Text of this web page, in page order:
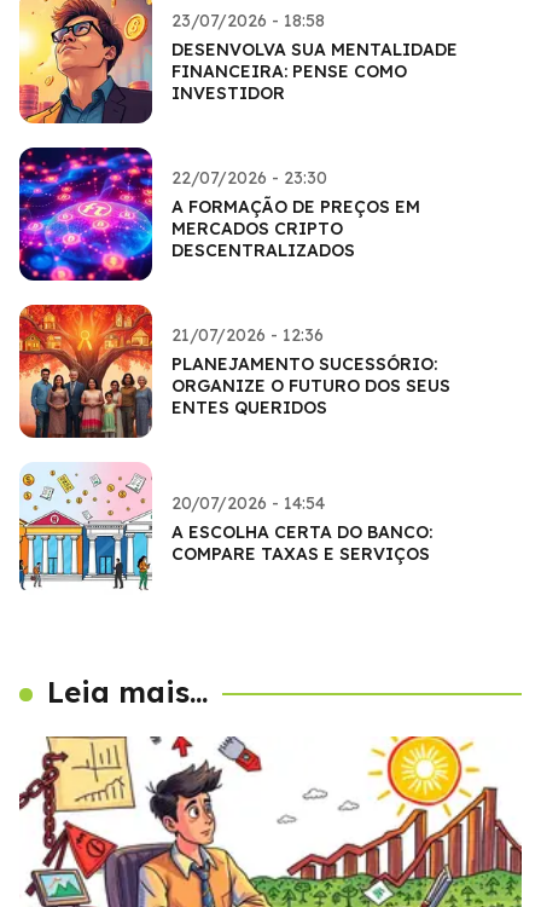
23/07/2026 - 18:58
DESENVOLVA SUA MENTALIDADE
FINANCEIRA: PENSE COMO
INVESTIDOR
22/07/2026 - 23:30
A FORMAÇÃO DE PREÇOS EM
MERCADOS CRIPTO
DESCENTRALIZADOS
21/07/2026 - 12:36
PLANEJAMENTO SUCESSÓRIO:
ORGANIZE O FUTURO DOS SEUS
ENTES QUERIDOS
20/07/2026 - 14:54
A ESCOLHA CERTA DO BANCO:
COMPARE TAXAS E SERVIÇOS
Leia mais...